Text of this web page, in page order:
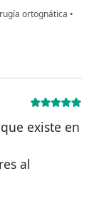
ortognática •
existe en
al